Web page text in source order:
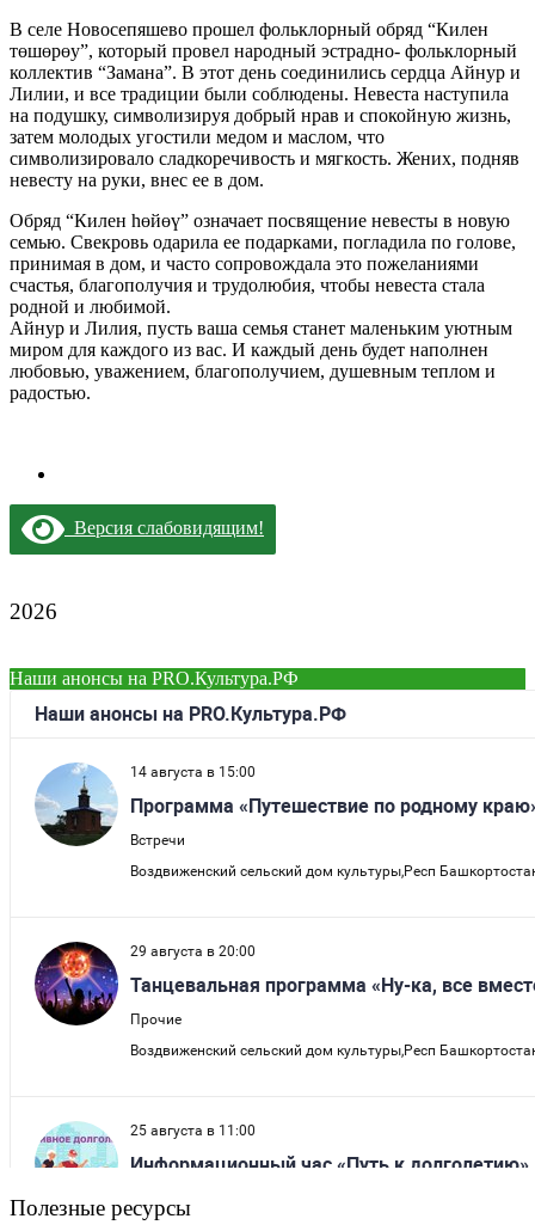
В селе Новосепяшево прошел фольклорный обряд “Килен
төшөрөу”, который провел народный эстрадно- фольклорный
коллектив “Замана”. В этот день соединились сердца Айнур и
Лилии, и все традиции были соблюдены. Невеста наступила
на подушку, символизируя добрый нрав и спокойную жизнь,
затем молодых угостили медом и маслом, что
символизировало сладкоречивость и мягкость. Жених, подняв
невесту на руки, внес ее в дом.
Обряд “Килен һөйөү” означает посвящение невесты в новую
семью. Свекровь одарила ее подарками, погладила по голове,
принимая в дом, и часто сопровождала это пожеланиями
счастья, благополучия и трудолюбия, чтобы невеста стала
родной и любимой.
Айнур и Лилия, пусть ваша семья станет маленьким уютным
миром для каждого из вас. И каждый день будет наполнен
любовью, уважением, благополучием, душевным теплом и
радостью.
Версия слабовидящим!
2026
Наши анонсы на PRO.Культура.РФ
Полезные ресурсы